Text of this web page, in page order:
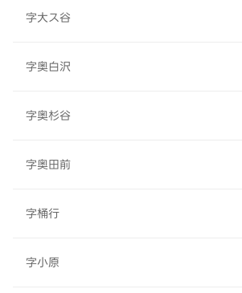
字大ス谷
字奥白沢
字奥杉谷
字奥田前
字桶行
字小原